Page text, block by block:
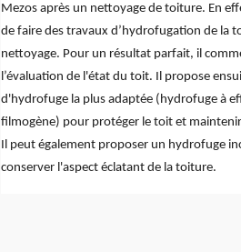
Mezos après un nettoyage de toiture. En
de faire des travaux d’hydrofugation de la
nettoyage. Pour un résultat parfait, il
l’évaluation de l'état du toit. Il propose
d'hydrofuge la plus adaptée (hydrofuge à
filmogène) pour protéger le toit et
Il peut également proposer un hydrofuge
conserver l'aspect éclatant de la toiture.